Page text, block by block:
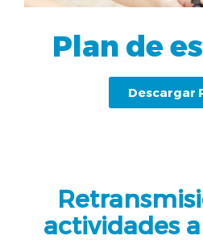
Plan de
Descargar
actividades